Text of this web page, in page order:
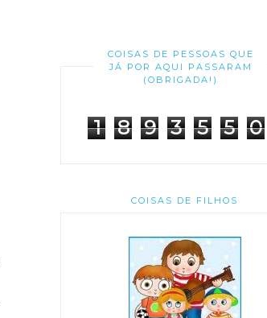
COISAS DE PESSOAS QUE
JÁ POR AQUI PASSARAM
(OBRIGADA!)
1 8 9 3 5 5 0
COISAS DE FILHOS